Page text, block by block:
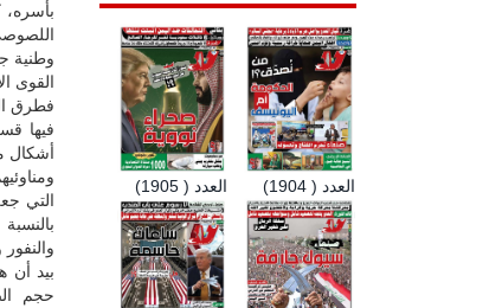
وطنية
القوى
فطرق
فيها
أشكال
التي
بيد أن
حجم
العدد ( 1905) العدد ( 1904)